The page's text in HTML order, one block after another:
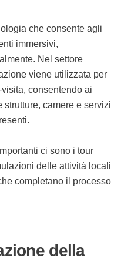
che consente agli
immersivi,
Nel settore
viene utilizzata per
consentendo ai
camere e servizi
ci sono i tour
delle attività locali
completano il processo
della